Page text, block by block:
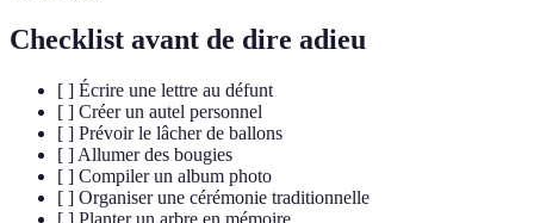
Checklist avant de dire adieu
[ ] Écrire une lettre au défunt
[ ] Créer un autel personnel
[ ] Prévoir le lâcher de ballons
[ ] Allumer des bougies
[ ] Compiler un album photo
[ ] Organiser une cérémonie traditionnelle
[ ] Planter un arbre en mémoire